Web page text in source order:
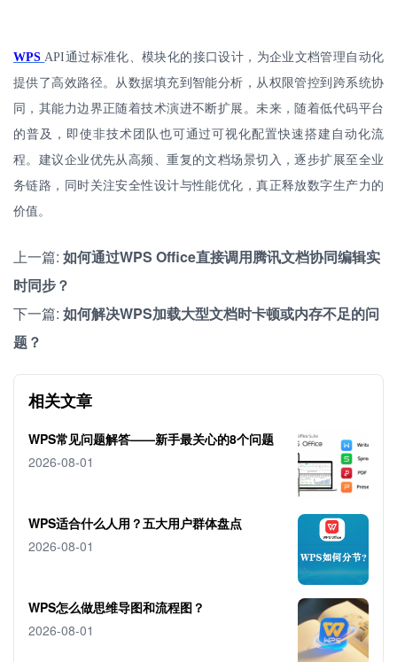
WPSAPI通过标准化、模块化的接口设计，为企业文档管理自动化
提供了高效路径。从数据填充到智能分析，从权限管控到跨系统协
同，其能力边界正随着技术演进不断扩展。未来，随着低代码平台
的普及，即使非技术团队也可通过可视化配置快速搭建自动化流
程。建议企业优先从高频、重复的文档场景切入，逐步扩展至全业
务链路，同时关注安全性设计与性能优化，真正释放数字生产力的
价值。
上一篇: 如何通过WPS Office直接调用腾讯文档协同编辑实
时同步？
下一篇: 如何解决WPS加载大型文档时卡顿或内存不足的问
题？
相关文章
WPS常见问题解答——新手最关心的8个问题
2026-08-01
WPS适合什么人用？五大用户群体盘点
2026-08-01
WPS怎么做思维导图和流程图？
2026-08-01